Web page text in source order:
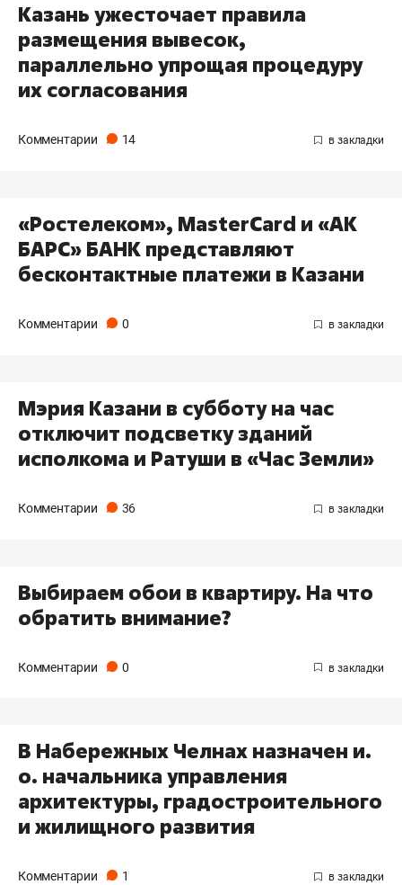
Казань ужесточает правила
размещения вывесок,
параллельно упрощая процедуру
их согласования
Комментарии 14
«Ростелеком», MasterCard и «АК
БАРС» БАНК представляют
бесконтактные платежи в Казани
Комментарии 0
Мэрия Казани в субботу на час
отключит подсветку зданий
исполкома и Ратуши в «Час Земли»
Комментарии 36
Выбираем обои в квартиру. На что
обратить внимание?
Комментарии 0
В Набережных Челнах назначен и.
о. начальника управления
архитектуры, градостроительного
и жилищного развития
Комментарии 1